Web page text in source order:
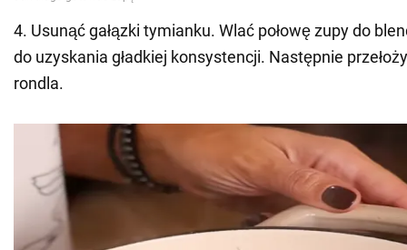
4. Usunąć gałązki tymianku. Wlać połowę zupy do
do uzyskania gładkiej konsystencji. Następnie
rondla.